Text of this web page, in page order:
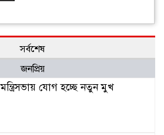
সর্বশেষ
জনপ্রিয়
মন্ত্রিসভায় যোগ হচ্ছে নতুন মুখ